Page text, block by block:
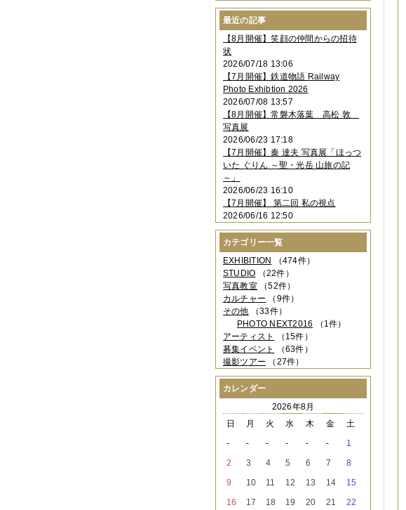
2024年06月（4件）
2024年04月
2024年03月（3件）
2024年02月（2件）
2023年12月
2023年11月 （4件）
2023年10月（3件）
2023年09月（4件）
2023年08月 （1件）
2023年06月（3件）
2023年05月
2023年04月 （2件）
2023年03月（5件）
2023年02月（3件）
2023年01月
2022年12月 （3件）
2022年11月（2件）
2022年10月（4件）
2022年09月（2件）
2022年08月
（3件）
2022年07月（3件）
2022年05月（4件）
2022年04月（2件）
2022年03月
（5件）
2022年02月（3件）
2022年01月（3件）
2021年12月（2件）
2021年11月（3件）
2021年10月
（1件）
2021年08月
2021年07月（1件）
（3件）
2021年05月（2件）
2021年02月 （1件）
2020年12月（3件）
2020年11月 （6件）
最近の記事
【8月開催】笑顔の仲間からの招待
状
2026/07/18 13:06
【7月開催】鉄道物語 Railway
Photo Exhibtion 2026
2026/07/08 13:57
【8月開催】常磐木落葉 高松 敦
写真展
2026/06/23 17:18
【7月開催】秦 達夫 写真展「ほっつ
いた ぐりん ～聖・光岳 山旅の記
～」
2026/06/23 16:10
【7月開催】 第二回 私の視点
2026/06/16 12:50
カテゴリー一覧
EXHIBITION （474件）
STUDIO （22件）
写真教室（52件）
カルチャー （9件）
その他 （33件）
PHOTO NEXT2016 （1件）
アーティスト
（15件）
募集イベント
（63件）
撮影ツアー （27件）
カレンダー
2026年8月
日
月 火 水 木 金
土
-
- - - - -
1
2
3 4 5 6 7
8
9
10 11 12 13 14
15
16
17 18 19 20 21
22